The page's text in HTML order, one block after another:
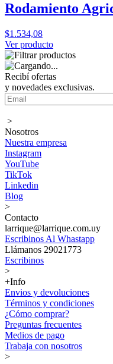
Rodamiento
$1.534,08
Ver producto
Recibí ofertas
y novedades exclusivas.
>
Nosotros
Nuestra empresa
Instagram
YouTube
TikTok
Linkedin
Blog
>
Contacto
larrique@larrique.com.uy
Escribinos Al Whastapp
Llámanos 29021773
Escribinos
>
+Info
Envios y devoluciones
Términos y condiciones
¿Cómo comprar?
Preguntas frecuentes
Medios de pago
Trabaja con nosotros
>